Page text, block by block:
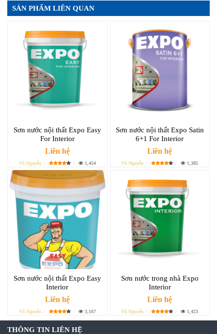
SẢN PHẨM LIÊN QUAN
Sơn nước nội thất Expo Easy
For Interior
Liên hệ
Vũ Nguyễn 1,454
Sơn nước nội thất Expo Satin
6+1 For Interior
Liên hệ
Vũ Nguyễn 1,385
Sơn nước nội thất Expo Easy
Interior
Liên hệ
Vũ Nguyễn 3,167
Sơn nước trong nhà Expo
Interior
Liên hệ
Vũ Nguyễn 1,423
THÔNG TIN LIÊN HỆ